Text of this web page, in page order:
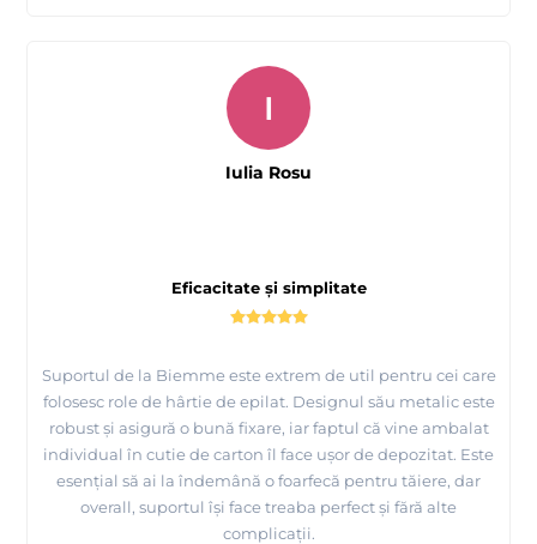
Eficacitate și simplitate
Suportul de la Biemme este extrem de util pentru cei care
folosesc role de hârtie de epilat. Designul său metalic este
robust și asigură o bună fixare, iar faptul că vine ambalat
individual în cutie de carton îl face ușor de depozitat. Este
esențial să ai la îndemână o foarfecă pentru tăiere, dar
overall, suportul își face treaba perfect și fără alte
complicații.
I
Iulia Rosu